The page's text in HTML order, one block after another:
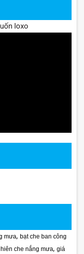
loxo
mưa, bạt che ban công
che nắng mưa, giá